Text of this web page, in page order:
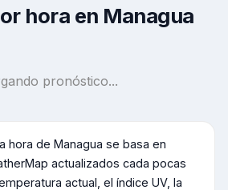
hora en Managua
pronóstico...
hora de Managua se basa en
actualizados cada pocas
actual, el índice UV, la